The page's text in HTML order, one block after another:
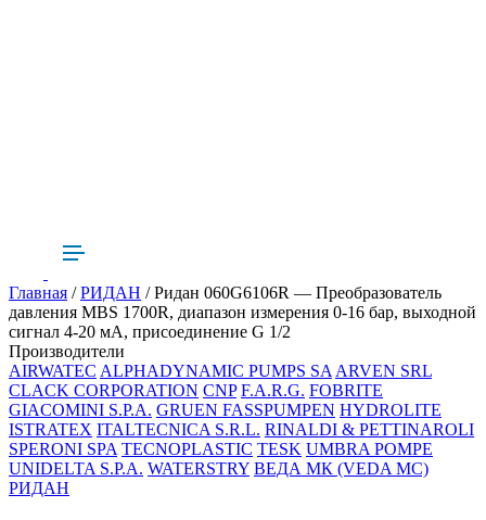
Главная /РИДАН / Ридан 060G6106R — Преобразователь
давления MBS 1700R, диапазон измерения 0-16 бар, выходной
сигнал 4-20 мА, присоединение G 1/2
Производители
AIRWATEC ALPHADYNAMIC PUMPS SAARVEN SRL
CLACK CORPORATION CNP F.A.R.G. FOBRITE
GIACOMINI S.P.A. GRUEN FASSPUMPEN HYDROLITE
ISTRATEX ITALTECNICA S.R.L. RINALDI & PETTINAROLI
SPERONI SPA TECNOPLASTIC TESK UMBRA POMPE
UNIDELTA S.P.A. WATERSTRY ВЕДА МК (VEDA MC)
РИДАН